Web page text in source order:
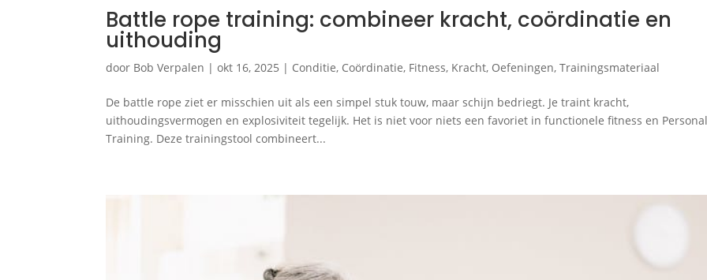
Battle rope training: combineer kracht, coördinatie en
uithouding
door Bob Verpalen |okt 16, 2025 | Conditie, Coördinatie, Fitness, Kracht, Oefeningen,Trainingsmateriaal
De battle rope ziet er misschien uit als een simpel stuk touw, maar schijn bedriegt. Je traint kracht,
uithoudingsvermogen en explosiviteit tegelijk. Het is niet voor niets een favoriet in functionele fitness en
Training. Deze trainingstool combineert...